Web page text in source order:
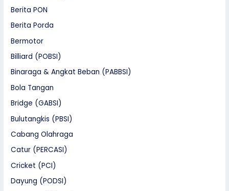
Berita PON
Berita Porda
Bermotor
Billiard (POBSI)
Binaraga & Angkat Beban (PABBSI)
Bola Tangan
Bridge (GABSI)
Bulutangkis (PBSI)
Cabang Olahraga
Catur (PERCASI)
Cricket (PCI)
Dayung (PODSI)